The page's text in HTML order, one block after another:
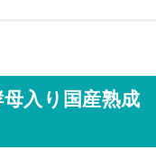
入り国産熟成